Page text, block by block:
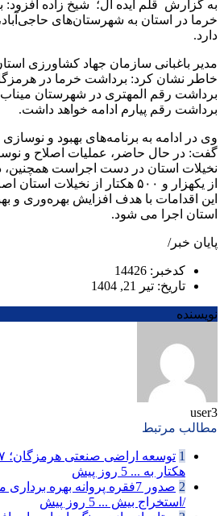
به گزارش قلم ایده آل؛ شیخ‌ زاده
خرما در استان به شهرستان‌های
دارد.
مدیر باغبانی سازمان جهاد کشاورزی
خاطر نشان کرد: برداشت خرما در
برداشت رقم المهتری در شهرستان میناب
برداشت رقم پیارم ادامه خواهد داشت.
وی در ادامه به برنامه‌های بهبود و
نخیلات استان در دست اجراست همچنین،
از یکهزار و ۵۰۰ هکتار از
این اقدامات با هدف افزایش بهره‌وری و
استان اجرا می شود.
پایان خبر/
کدخبر: 14426
تاریخ: تیر 21, 1404
نویسنده
user3
مطالب مرتبط
1
هکتار به ... 5 روز پیش
2
صدور 7فقره پروانه بهره
/استخراج بیش ... 5 روز پیش